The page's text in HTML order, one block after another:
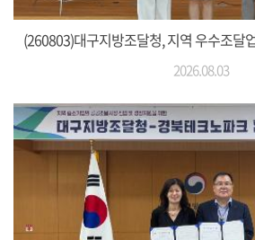
(260803)대구지방조달청, 지역 우수조달
2026.08.03